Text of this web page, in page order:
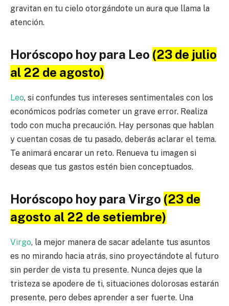
gravitan en tu cielo otorgándote un aura que llama la
atención.
Horóscopo hoy para Leo (23 de julio
al 22 de agosto)
Leo, si confundes tus intereses sentimentales con los
económicos podrías cometer un grave error. Realiza
todo con mucha precaución. Hay personas que hablan
y cuentan cosas de tu pasado, deberás aclarar el tema.
Te animará encarar un reto. Renueva tu imagen si
deseas que tus gastos estén bien conceptuados.
Horóscopo hoy para Virgo (23 de
agosto al 22 de setiembre)
Virgo, la mejor manera de sacar adelante tus asuntos
es no mirando hacia atrás, sino proyectándote al futuro
sin perder de vista tu presente. Nunca dejes que la
tristeza se apodere de ti, situaciones dolorosas estarán
presente, pero debes aprender a ser fuerte. Una